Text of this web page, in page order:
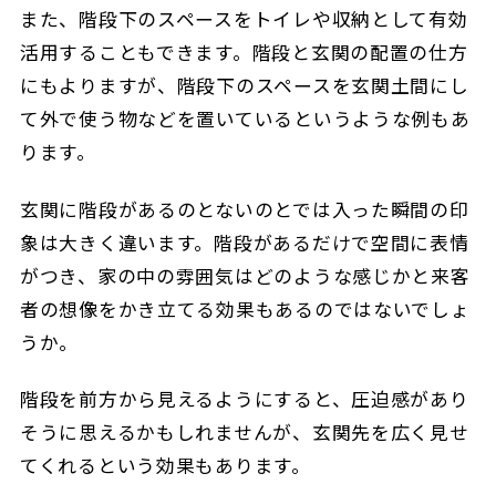
また、階段下のスペースをトイレや収納として有効
活用することもできます。階段と玄関の配置の仕方
にもよりますが、階段下のスペースを玄関土間にし
て外で使う物などを置いているというような例もあ
ります。
玄関に階段があるのとないのとでは入った瞬間の印
象は大きく違います。階段があるだけで空間に表情
がつき、家の中の雰囲気はどのような感じかと来客
者の想像をかき立てる効果もあるのではないでしょ
うか。
階段を前方から見えるようにすると、圧迫感があり
そうに思えるかもしれませんが、玄関先を広く見せ
てくれるという効果もあります。